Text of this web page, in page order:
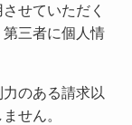
せていただく
三者に個人情
のある請求以
せん。